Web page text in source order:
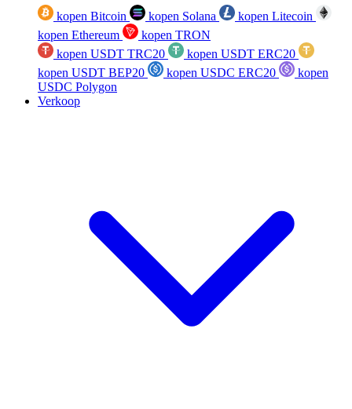
kopen Bitcoin kopen Solana
kopen Litecoin
kopen Ethereum
kopen TRON
kopen USDT TRC20
kopen USDT ERC20
kopen USDT BEP20
kopen USDC ERC20
kopen
USDC Polygon
Verkoop